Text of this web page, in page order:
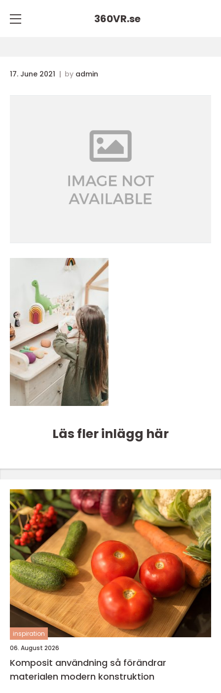
360VR.se
17. June 2021 by admin
Läs fler inlägg här
inspiration
06. August 2026
Komposit användning så förändrar
materialen modern konstruktion